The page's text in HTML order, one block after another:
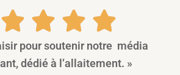
pour soutenir notre média
dédié à l’allaitement. »